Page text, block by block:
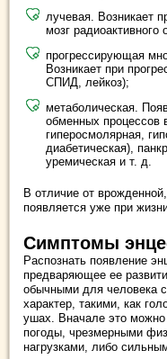
лучевая. Возникает
мозг радиоактивного
прогрессирующая
Возникает при
СПИД, лейкоз);
метаболическая.
обменных процессов
гиперосмолярная,
диабетическая),
уремическая и т. д.
В отличие от
появляется уже при
Симптомы
Распознать появление
предваряющее ее
обычными для человека
характер, такими, как
ушах. Вначале это можно
погоды, чрезмерными
нагрузками, либо